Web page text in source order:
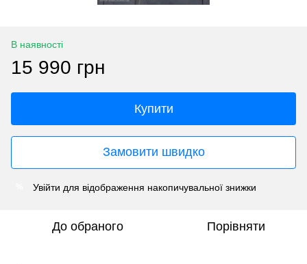
В наявності
15 990 грн
Купити
Замовити швидко
Увійти для відображення накопичувальної знижки
До обраного Порівняти